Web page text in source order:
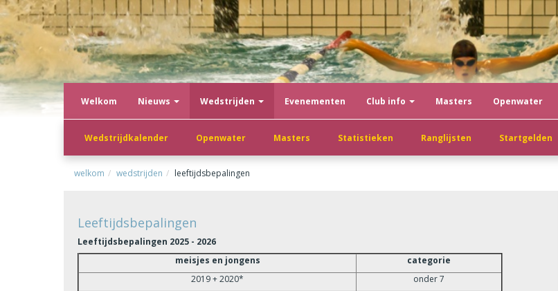
Welkom Nieuws Wedstrijden
Wedstrijdkalender Openwater Masters Statistieken Ranglijsten Startgelden
Evenementen Club info Masters Openwater
welkom wedstrijden leeftijdsbepalingen
Leeftijdsbepalingen
Leeftijdsbepalingen 2025 - 2026
meisjes en jongens
categorie
2019 + 2020*
onder 7